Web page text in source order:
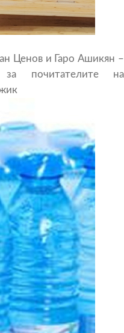
Ценов и Гаро Ашикян –
за почитателите на